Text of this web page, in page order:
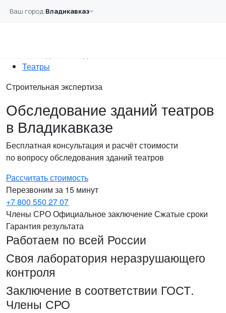
Ваш город:Владикавказ
Главная
Театры
Строительная экспертиза
Обследование зданий театров
в Владикавказе
Бесплатная консультация и расчёт стоимости
по вопросу обследования зданий театров
Рассчитать стоимость
Перезвоним за 15 минут
+7 800 550 27 07
Члены СРООфициальное заключениеСжатые сроки
Гарантия результата
Работаем по всей России
Своя лаборатория неразрушающего
контроля
Заключение в соответствии ГОСТ.
Члены СРО